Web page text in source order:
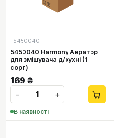
5450040
5450040 Harmony Аератор
для змішувача д/кухні (1
сорт)
169 ₴
−
+
В наявності